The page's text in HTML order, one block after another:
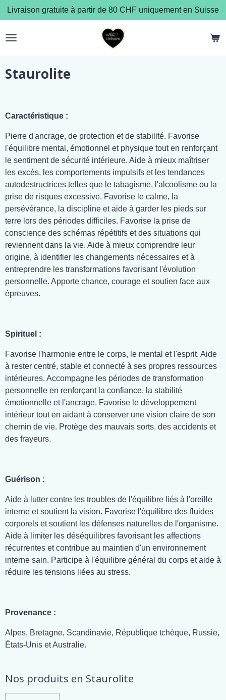
Passer
au
contenu
Livraison gratuite à partir de 80 CHF uniquement en Suisse
Staurolite
Caractéristique :
Pierre d'ancrage, de protection et de stabilité. Favorise
l'équilibre mental, émotionnel et physique tout en renforçant
le sentiment de sécurité intérieure. Aide à mieux maîtriser
les excès, les comportements impulsifs et les tendances
autodestructrices telles que le tabagisme, l'alcoolisme ou la
prise de risques excessive. Favorise le calme, la
persévérance, la discipline et aide à garder les pieds sur
terre lors des périodes difficiles. Favorise la prise de
conscience des schémas répétitifs et des situations qui
reviennent dans la vie. Aide à mieux comprendre leur
origine, à identifier les changements nécessaires et à
entreprendre les transformations favorisant l'évolution
personnelle. Apporte chance, courage et soutien face aux
épreuves.
Spirituel :
Favorise l'harmonie entre le corps, le mental et l'esprit. Aide
à rester centré, stable et connecté à ses propres ressources
intérieures. Accompagne les périodes de transformation
personnelle en renforçant la confiance, la stabilité
émotionnelle et l'ancrage. Favorise le développement
intérieur tout en aidant à conserver une vision claire de son
chemin de vie. Protège des mauvais sorts, des accidents et
des frayeurs.
Guérison :
Aide à lutter contre les troubles de l'équilibre liés à l'oreille
interne et soutient la vision. Favorise l'équilibre des fluides
corporels et soutient les défenses naturelles de l'organisme.
Aide à limiter les déséquilibres favorisant les affections
récurrentes et contribue au maintien d'un environnement
interne sain. Participe à l'équilibre général du corps et aide à
réduire les tensions liées au stress.
Provenance :
Alpes, Bretagne, Scandinavie, République tchèque, Russie,
États-Unis et Australie.
Nos produits en Staurolite